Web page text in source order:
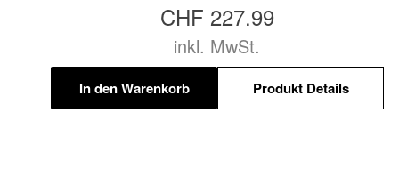
CHF 227.99
inkl. MwSt.
In den Warenkorb Produkt Details